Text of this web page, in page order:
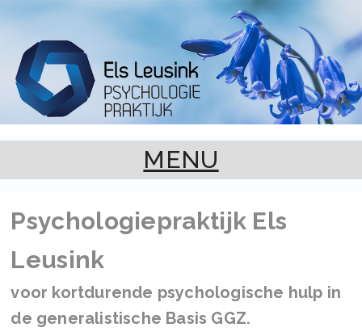
MENU
Psychologie­praktijk Els
Leusink
voor kortdurende psychologische hulp in
de generalistische Basis GGZ.